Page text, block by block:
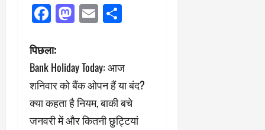
Facebook
Mastodon
Email
पो
स्ट
ने
पिछला:
Bank Holiday Today: आज
शनिवार को बैंक ओपन हैं या बंद?
क्या कहता है नियम, बाकी बचे
जनवरी में और कितनी छुट्टियां